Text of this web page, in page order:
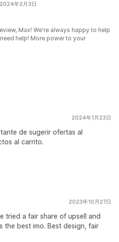
年2月3日
Max! We're always happy to help
help! More power to your
2024年1月23日
de sugerir ofertas al
al carrito.
2023年10月27日
tried a fair share of upsell and
the best imo. Best design, fair